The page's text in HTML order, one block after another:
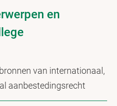
en
van internationaal,
aanbestedingsrecht